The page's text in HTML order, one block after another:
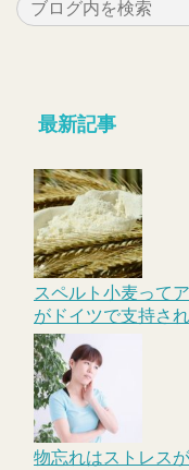
最新記事
スペルト小麦って
がドイツで支持さ
物忘れはストレス